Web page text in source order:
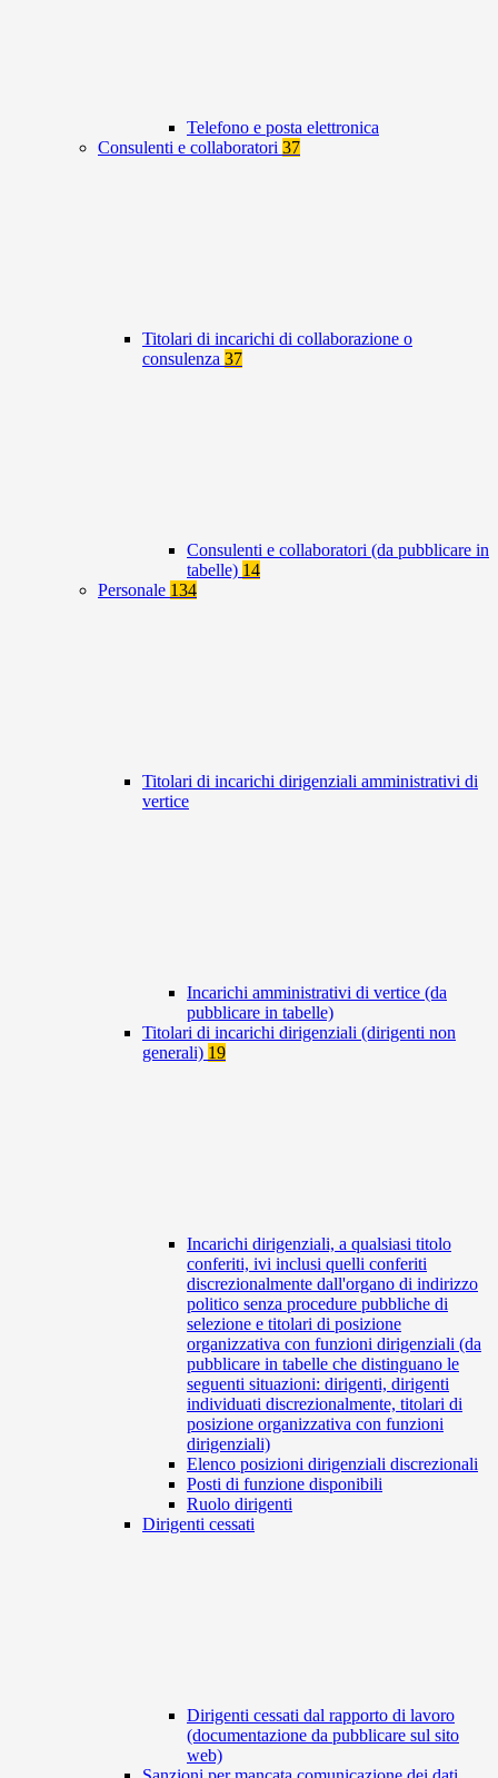
Telefono e posta elettronica
Consulenti e collaboratori 37
Titolari di incarichi di collaborazione o
consulenza 37
Consulenti e collaboratori (da pubblicare in
tabelle) 14
Personale 134
Titolari di incarichi dirigenziali amministrativi di
vertice
Incarichi amministrativi di vertice (da
pubblicare in tabelle)
Titolari di incarichi dirigenziali (dirigenti non
generali) 19
Incarichi dirigenziali, a qualsiasi titolo
conferiti, ivi inclusi quelli conferiti
discrezionalmente dall'organo di indirizzo
politico senza procedure pubbliche di
selezione e titolari di posizione
organizzativa con funzioni dirigenziali (da
pubblicare in tabelle che distinguano le
seguenti situazioni: dirigenti, dirigenti
individuati discrezionalmente, titolari di
posizione organizzativa con funzioni
dirigenziali)
Elenco posizioni dirigenziali discrezionali
Posti di funzione disponibili
Ruolo dirigenti
Dirigenti cessati
Dirigenti cessati dal rapporto di lavoro
(documentazione da pubblicare sul sito
web)